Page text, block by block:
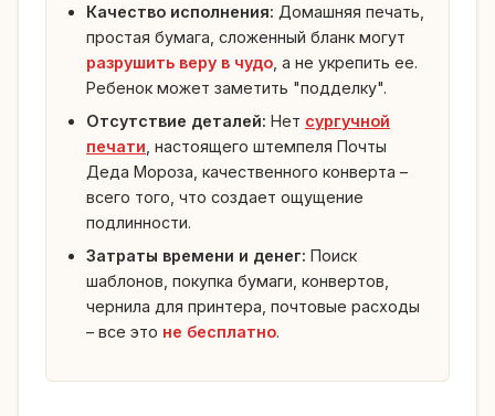
Качество исполнения: Домашняя печать,
простая бумага, сложенный бланк могут
разрушить веру в чудо , а не укрепить ее.
Ребенок может заметить "подделку".
Отсутствие деталей: Нет сургучной
печати , настоящего штемпеля Почты
Деда Мороза, качественного конверта –
всего того, что создает ощущение
подлинности.
Затраты времени и денег: Поиск
шаблонов, покупка бумаги, конвертов,
чернила для принтера, почтовые расходы
– все это не бесплатно.